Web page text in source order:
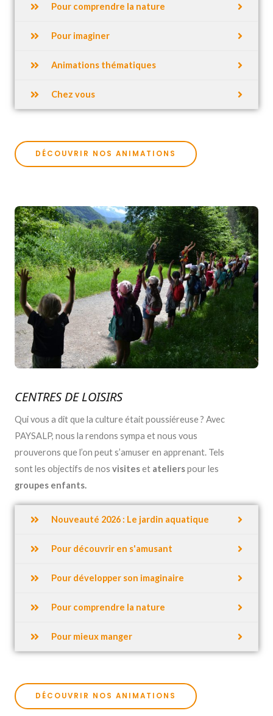
Pour comprendre la nature
Pour imaginer
Animations thématiques
Chez vous
DÉCOUVRIR NOS ANIMATIONS
CENTRES DE LOISIRS
Qui vous a dit que la culture était poussiéreuse ? Avec
PAYSALP, nous la rendons sympa et nous vous
prouverons que l’on peut s’amuser en apprenant. Tels
sont les objectifs de nos visiteset atelierspour les
groupes enfants.
Nouveauté 2026 : Le jardin aquatique
Pour découvrir en s'amusant
Pour développer son imaginaire
Pour comprendre la nature
Pour mieux manger
DÉCOUVRIR NOS ANIMATIONS